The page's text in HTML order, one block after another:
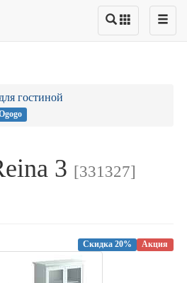
гостиной
3 [331327]
Акция
Скидка 20%